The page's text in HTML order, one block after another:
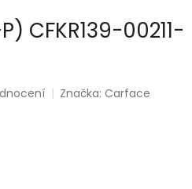
CFKR139-00211-
Značka:Carface